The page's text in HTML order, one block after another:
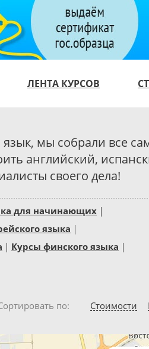
ЛЕНТА КУРСОВ
язык, мы собрали все
английский,
своего дела!
для начинающих
языка
Курсы финского языка
по Стоимости